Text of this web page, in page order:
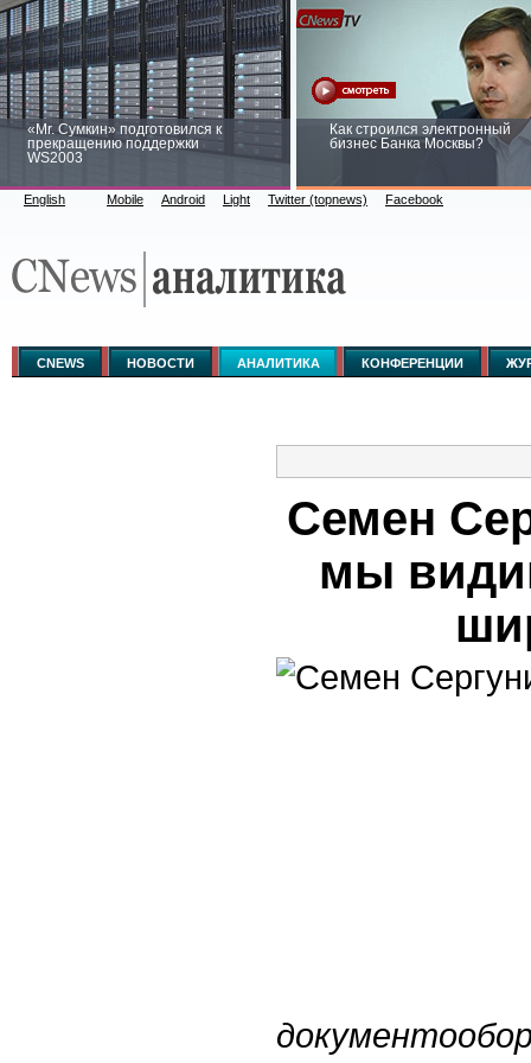
«Mr. Сумкин» подготовился к
прекращению поддержки
WS2003
Как строился электронный
бизнес Банка Москвы?
аналитике
English Mobile Android Light Twitter (topnews) Facebook
CNEWS НОВОСТИ АНАЛИТИКА КОНФЕРЕНЦИИ
Семен
мы